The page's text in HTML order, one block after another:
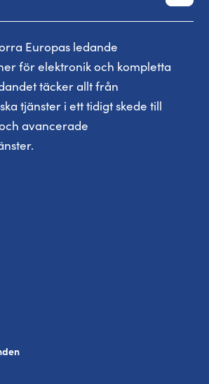
Europas ledande
för elektronik och kompletta
täcker allt från
tjänster i ett tidigt skede till
avancerade